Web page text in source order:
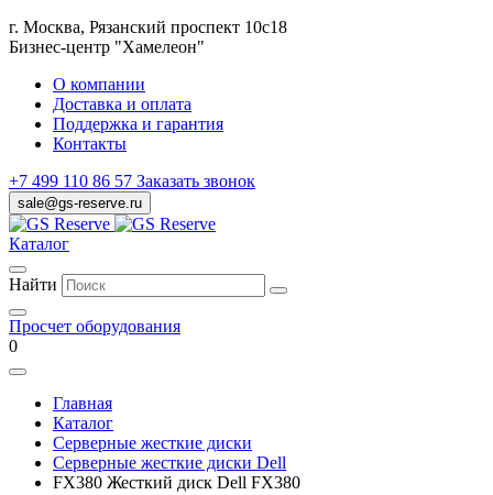
г. Москва, Рязанский проспект 10с18
Бизнес-центр "Хамелеон"
О компании
Доставка и оплата
Поддержка и гарантия
Контакты
+7 499 110 86 57 Заказать звонок
sale@gs-reserve.ru
Каталог
Найти
Просчет оборудования
0
Главная
Каталог
Серверные жесткие диски
Серверные жесткие диски Dell
FX380 Жесткий диск Dell FX380